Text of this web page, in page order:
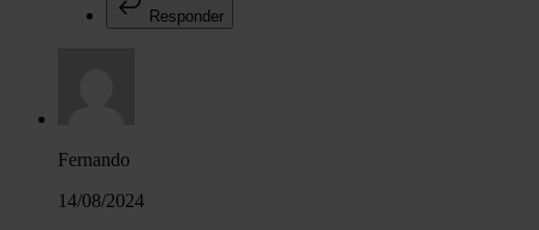
Responder
Fernando
14/08/2024